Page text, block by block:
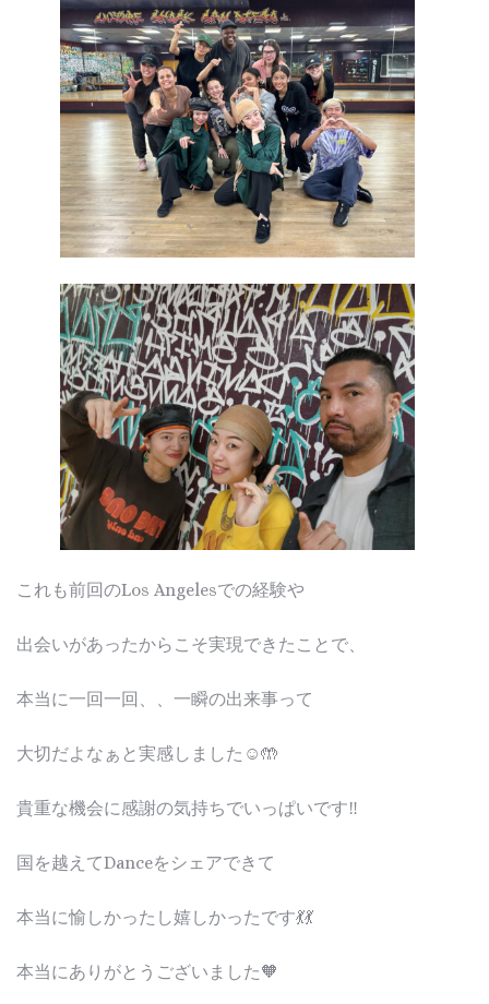
これも前回のLos Angelesでの経験や
出会いがあったからこそ実現できたことで、
本当に一回一回、、一瞬の出来事って
大切だよなぁと実感しました☺️🤲
貴重な機会に感謝の気持ちでいっぱいです‼︎
国を越えてDanceをシェアできて
本当に愉しかったし嬉しかったです💃💃
本当にありがとうございました🧡